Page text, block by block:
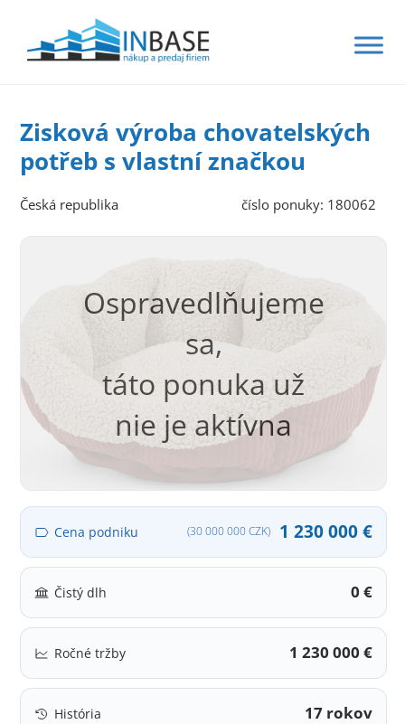
Zisková výroba chovatelských
potřeb s vlastní značkou
Česká republika číslo ponuky: 180062
Ospravedlňujeme
sa,
táto ponuka už
nie je aktívna
Cena podniku 1 230 000 €
(30 000 000 CZK)
Čistý dlh 0 €
Ročné tržby 1 230 000 €
História 17 rokov